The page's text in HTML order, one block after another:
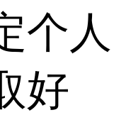
个人
好